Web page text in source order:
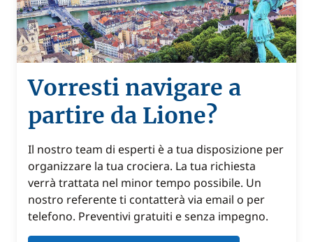
Vorresti navigare a
partire da Lione?
Il nostro team di esperti è a tua disposizione per
organizzare la tua crociera. La tua richiesta
verrà trattata nel minor tempo possibile. Un
nostro referente ti contatterà via email o per
telefono. Preventivi gratuiti e senza impegno.